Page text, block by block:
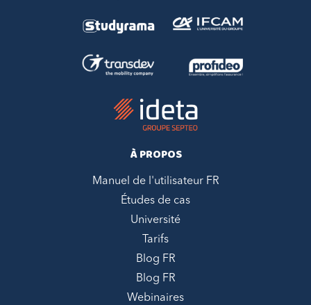
À PROPOS
Manuel de l'utilisateur FR
Études de cas
Université
Tarifs
Blog FR
Blog FR
Webinaires